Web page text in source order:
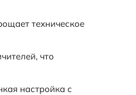
техническое
что
настройка с